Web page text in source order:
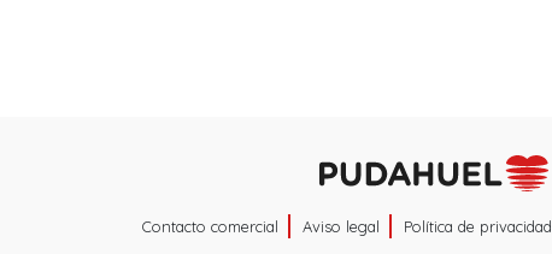
Contacto comercial Aviso legal Política de privacidad